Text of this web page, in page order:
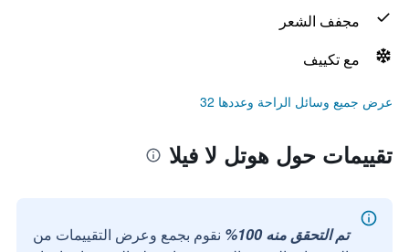
مجفف الشعر
مع تكييف
عرض جميع وسائل الراحة وعددها 32
تقييمات حول هوتل لا فيلا
تم التحقق منه 100%
نقوم بجمع وعرض التقييمات من